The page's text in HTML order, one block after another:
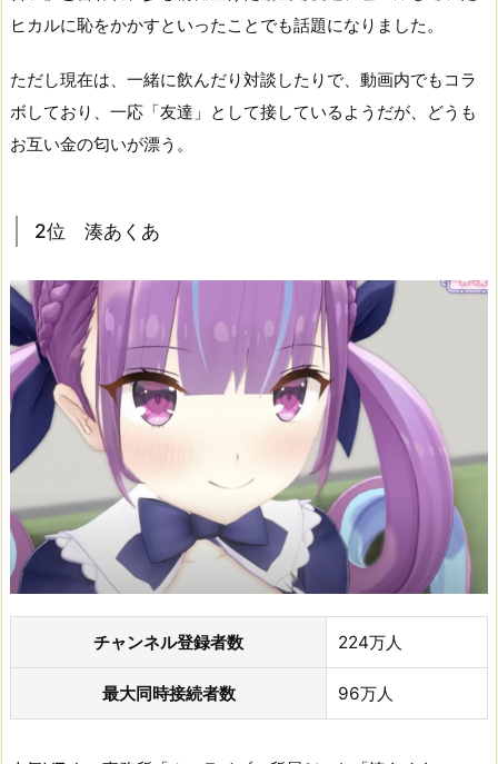
ヒカルに恥をかかすといったことでも話題になりました。
ただし現在は、一緒に飲んだり対談したりで、動画内でもコラ
ボしており、一応「友達」として接しているようだが、どうも
お互い金の匂いが漂う。
2位 湊あくあ
チャンネル登録者数 224万人
最大同時接続者数 96万人